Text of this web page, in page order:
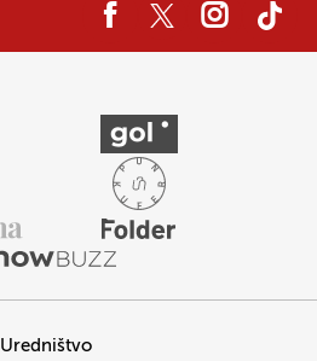
Uredništvo